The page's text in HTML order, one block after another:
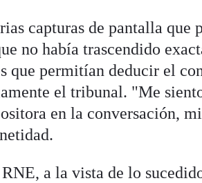
capturas de pantalla que
no había trascendido
que permitían deducir el
el tribunal. "Me
en la conversación,
a la vista de lo